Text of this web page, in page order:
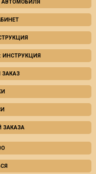
АВТОМОБИЛЯ
ИНСТРУКЦИЯ
ЗАКАЗА